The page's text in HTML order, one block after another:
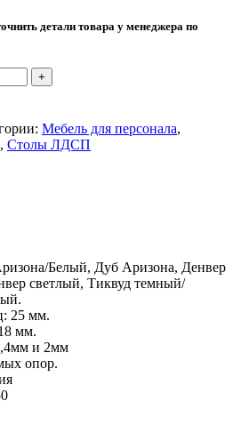
детали товара у менеджера по
Мебель для персонала,
, Столы ЛДСП
Белый, Дуб Аризона, Денвер
светлый, Тиквуд темный/
25 мм.
мм.
и 2мм
опор.